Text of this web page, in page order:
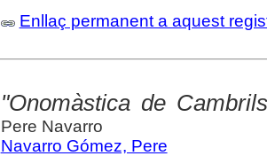
Enllaç permanent a aquest
"Onomàstica de
Pere Navarro
Navarro Gómez, Pere